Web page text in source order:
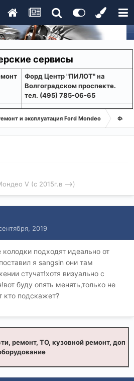
сервисы
Форд Центр "ПИЛОТ" на
Волгоградском проспекте.
тел. (495) 785-06-65
и эксплуатация Ford Mondeo Форд
V (с 2015г.в -->)
2019
подходят идеально от
я sangsin они там
стучат!хотя визуально с
буду опять менять,только не
кто подскажет?
ремонт, ТО, кузовной ремонт, доп